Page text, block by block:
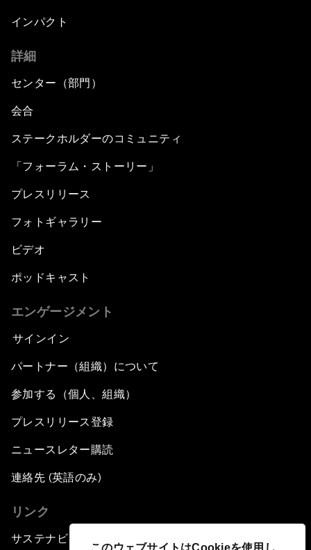
このウェブサイトはCookieを使用し
インパクト
詳細
センター（部門）
会合
ステークホルダーのコミュニティ
「フォーラム・ストーリー」
プレスリリース
フォトギャラリー
ビデオ
ポッドキャスト
エンゲージメント
サインイン
パートナー（組織）について
参加する（個人、組織）
プレスリリース登録
ニュースレター購読
連絡先 (英語のみ)
リンク
サステナビリティへの取り組み